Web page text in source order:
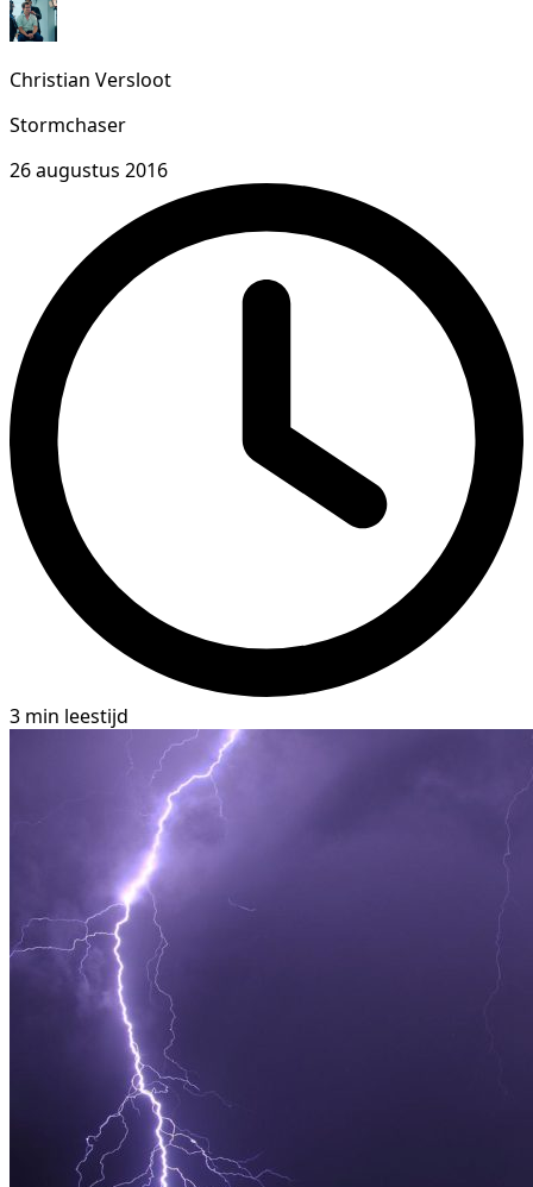
Christian Versloot
Stormchaser
26 augustus 2016
3 min leestijd